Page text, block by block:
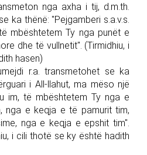
nga axha i tij, d.m.th.
ka thënë: "Pej­gam­be­ri s.a.v.s.
mbështetem Ty nga punët e
dhe të vullnetit". (Tirmidhiu, i
hasen)
r.a. trans­me­tohet se ka
i All-llahut, ma mëso një
im, të mbështetem Ty nga e
nga e keqja e të pamurit tim,
nga e keqja e epshit tim".
i cili thotë se ky është hadith